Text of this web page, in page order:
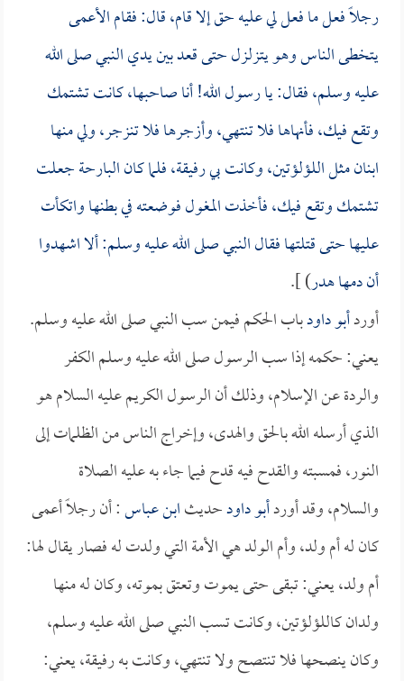
رجلاً فعل ما فعل لي عليه حق إلا قام، قال: فقام الأعمى
يتخطى الناس وهو يتزلزل حتى قعد بين يدي النبي صلى الله
عليه وسلم، فقال: يا رسول الله! أنا صاحبها، كانت تشتمك
وتقع فيك، فأنهاها فلا تنتهي، وأزجرها فلا تنزجر، ولي منها
ابنان مثل اللؤلؤتين، وكانت بي رفيقة، فلما كان البارحة جعلت
تشتمك وتقع فيك، فأخذت المغول فوضعته في بطنها واتكأت
عليها حتى قتلتها فقال النبي صلى الله عليه وسلم: ألا اشهدوا
أن دمها هدر) ].
أوردأبو داودباب الحكم فيمن سب النبي صلى الله عليه وسلم.
يعني: حكمه إذا سب الرسول صلى الله عليه وسلم الكفر
والردة عن الإسلام، وذلك أن الرسول الكريم عليه السلام هو
الذي أرسله الله بالحق والهدى، وإخراج الناس من الظلمات إلى
النور، فمسبته والقدح فيه قدح فيما جاء به عليه الصلاة
والسلام، وقد أوردأبو داودحديثابن عباس: أن رجلاً أعمى
كان له أم ولد، وأم الولد هي الأمة التي ولدت له فصار يقال لها:
أم ولد، يعني: تبقى حتى يموت وتعتق بموته، وكان له منها
ولدان كاللؤلؤتين، وكانت تسب النبي صلى الله عليه وسلم،
وكان ينصحها فلا تنتصح ولا تنتهي، وكانت به رفيقة، يعني: